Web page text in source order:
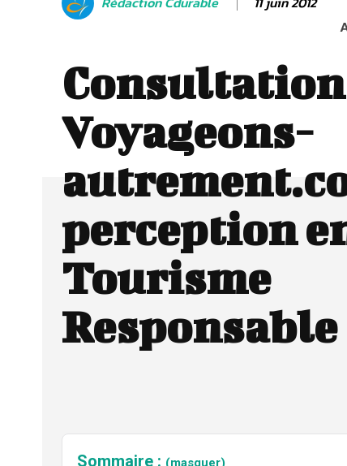
Consultation
Voyageons-
perception
Tourisme
Responsable
Sommaire : (masquer)